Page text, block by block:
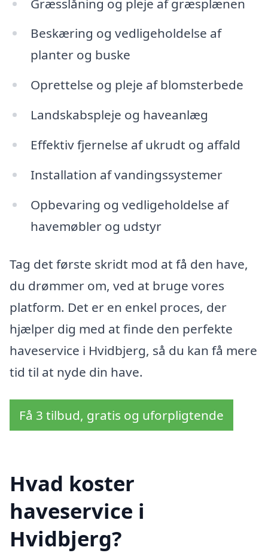
Græsslåning og pleje af græsplænen
Beskæring og vedligeholdelse af
planter og buske
Oprettelse og pleje af blomsterbede
Landskabspleje og haveanlæg
Effektiv fjernelse af ukrudt og affald
Installation af vandingssystemer
Opbevaring og vedligeholdelse af
havemøbler og udstyr
Tag det første skridt mod at få den have,
du drømmer om, ved at bruge vores
platform. Det er en enkel proces, der
hjælper dig med at finde den perfekte
haveservice i Hvidbjerg, så du kan få mere
tid til at nyde din have.
Få 3 tilbud, gratis og uforpligtende
Hvad koster
haveservice i
Hvidbjerg?